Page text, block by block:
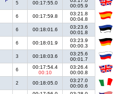
5 00:17:55.0
00:05.9
6 00:17:59.8
03:21.8
00:04.8
6 00:18:01.6
03:23.6
00:01.8
6 00:18:01.9
03:23.9
00:00.3
3 00:18:03.6
03:25.6
00:01.7
6
00:17:54.4
00:10
03:26.4
00:00.8
2 00:18:05.0
03:27.0
00:00.6